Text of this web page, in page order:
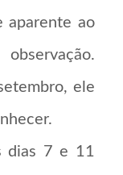
aparente ao
ele
dias 7 e 11